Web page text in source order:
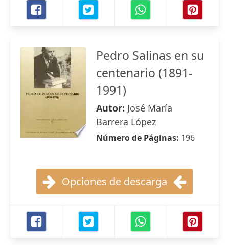
Pedro Salinas en su
centenario (1891-
1991)
Autor: José María
Barrera López
Número de Páginas: 196
Opciones de descarga